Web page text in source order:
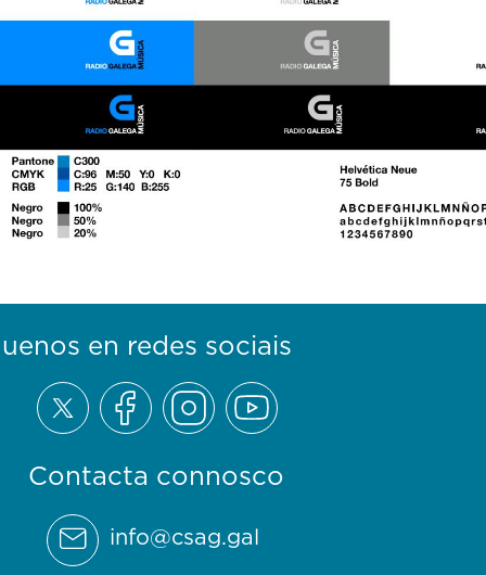
Contacta connosco
info@csag.gal
en redes sociais